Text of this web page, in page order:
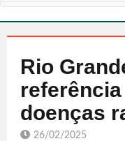
Rio
doenças
26/02/2025